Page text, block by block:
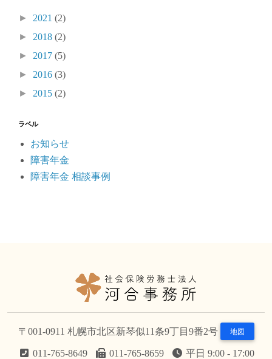
► 2021 (2)
► 2018 (2)
► 2017 (5)
► 2016 (3)
► 2015 (2)
ラベル
お知らせ
障害年金
障害年金 相談事例
〒001-0911 札幌市北区新琴似11条9丁目9番2号 地図
011-765-8649 011-765-8659 平日 9:00 - 17:00